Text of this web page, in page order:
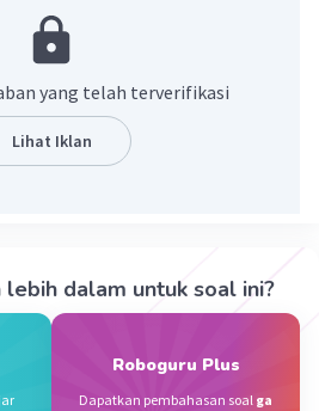
itu lebih terang dari pada
lain.
0) Balas
yang telah terverifikasi
Lihat Iklan
lebih dalam untuk soal ini?
Roboguru Plus
Dapatkan pembahasan soal ga